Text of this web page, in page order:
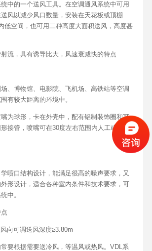
中的一个送风工具。在空调通风系统中可用
风以减少风口数量，安装在天花板或顶棚
低空间，也可用二种高度大面积送风，高度甚
流，具有诱导比大，风速衰减快的特点
、博物馆、电影院、飞机场、高铁站等空调
有较大距离的环境中。
为球形，卡在外壳中，配有铝制装饰圈和可
接管，喷嘴可在30度左右范围内人工或电动
喷口结构设计，能满足很高的噪声要求，又
形设计，适合各种室内条件和技术要求，可
中。
向可调送风深度≥3.80m
要根据需要送冷风，等温风或热风。VDL系